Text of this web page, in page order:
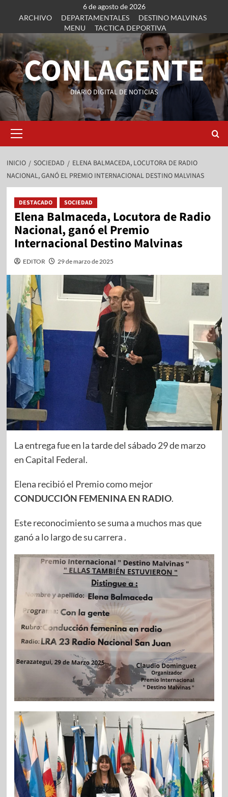
6 de agosto de 2026
ARCHIVO
DEPARTAMENTALES
DESTINO MALVINAS
MENU
TACTICA DEPORTIVA
CONLAGENTE
DIARIO DIGITAL DE NOTICIAS
INICIO SOCIEDAD
ELENA BALMACEDA, LOCUTORA DE RADIO
NACIONAL, GANÓ EL PREMIO INTERNACIONAL DESTINO MALVINAS
DESTACADO SOCIEDAD
Elena Balmaceda, Locutora de Radio
Nacional, ganó el Premio
Internacional Destino Malvinas
EDITOR 29 de marzo de 2025
La entrega fue en la tarde del sábado 29 de marzo
en Capital Federal.
Elena recibió el Premio como mejor
CONDUCCIÓN FEMENINA EN RADIO.
Este reconocimiento se suma a muchos mas que
ganó a lo largo de su carrera .